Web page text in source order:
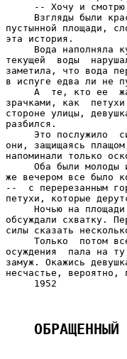
-- Хочу и
Взгляды были
пустынной площади,
эта история.
Вода наполняла
текущей  воды
заметила, что вода
в испуге едва ли не
А  те, кто ее
зрачками, как
стороне улицы,
разбился.
Это послужило
они, защищаясь
напоминали только
Оба были молоды
же вечером все было
--  с перерезанным
петухи, которые
Ночью на
обсуждали схватку.
силы сказать
Только  потом
осуждения  пала на
замуж. Окажись
несчастье,
     1952
ОБРАЩЕННЫЙ